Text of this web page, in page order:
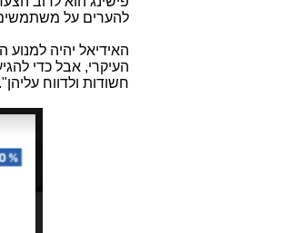
להערים על משתמשים
האידיאל יהיה
העיקרי, אבל כדי
חשודות ולדווח עליהן".